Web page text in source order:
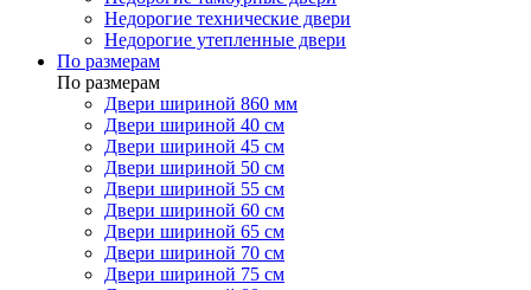
Недорогие технические двери
Недорогие утепленные двери
По размерам
По размерам
Двери шириной 860 мм
Двери шириной 40 см
Двери шириной 45 см
Двери шириной 50 см
Двери шириной 55 см
Двери шириной 60 см
Двери шириной 65 см
Двери шириной 70 см
Двери шириной 75 см